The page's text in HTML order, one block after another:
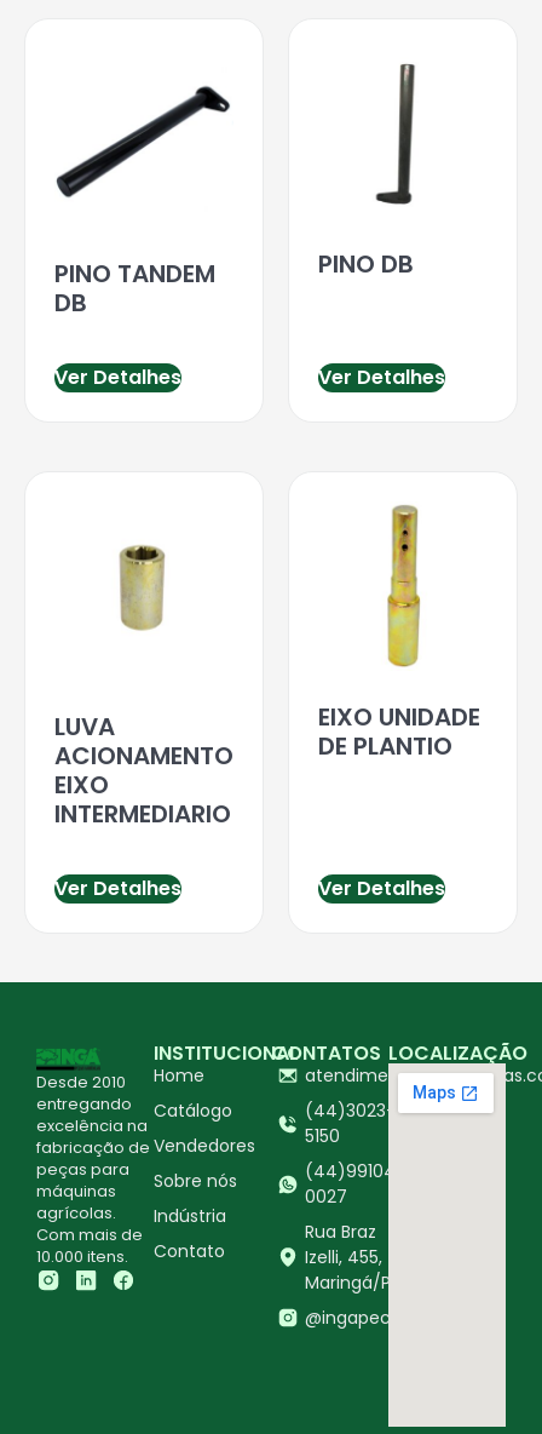
PINO TANDEM
DB
Ver Detalhes
PINO DB
Ver Detalhes
LUVA
ACIONAMENTO
EIXO
INTERMEDIARIO
Ver Detalhes
EIXO UNIDADE
DE PLANTIO
Ver Detalhes
Desde 2010
entregando
excelência na
fabricação de
peças para
máquinas
agrícolas.
Com mais de
10.000 itens.
INSTITUCIONAL
Home
Catálogo
Vendedores
Sobre nós
Indústria
Contato
CONTATOS
(44)3023-
5150
(44)99104-
0027
Rua Braz
Izelli, 455,
Maringá/PR
@ingapecasagricolas
LOCALIZAÇÃO